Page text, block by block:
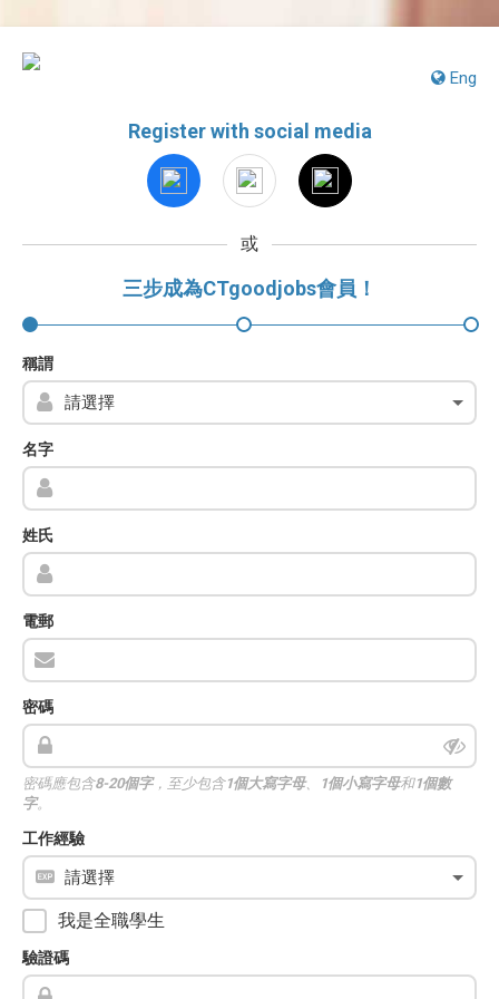
Eng
Register with social media
或
三步成為CTgoodjobs會員！
稱謂
名字
姓氏
電郵
密碼
密碼應包含8-20個字，至少包含1個大寫字母、 1個小寫字母和1個數
字。
工作經驗
我是全職學生
驗證碼